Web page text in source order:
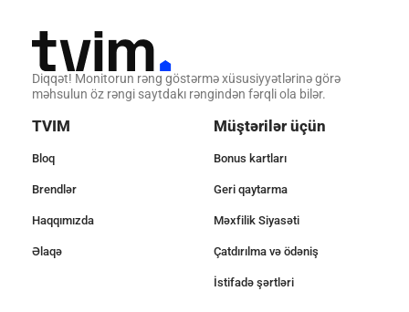
Diqqət! Monitorun rəng göstərmə xüsusiyyətlərinə görə
məhsulun öz rəngi saytdakı rəngindən fərqli ola bilər.
TVIM
Bloq
Brendlər
Haqqımızda
Əlaqə
Müştərilər üçün
Bonus kartları
Geri qaytarma
Məxfilik Siyasəti
Çatdırılma və ödəniş
İstifadə şərtləri